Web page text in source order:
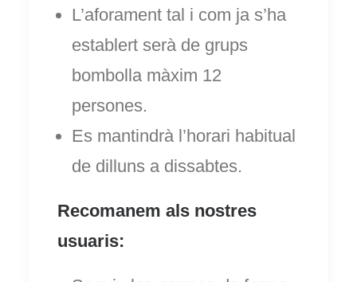
L’aforament tal i com ja s’ha
establert serà de grups
bombolla màxim 12
persones.
Es mantindrà l’horari habitual
de dilluns a dissabtes.
Recomanem als nostres
usuaris: